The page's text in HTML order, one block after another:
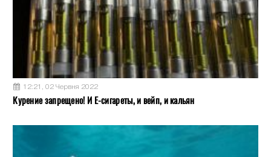
12:21, 02 Червня 2022
Курение запрещено! И Е-сигареты, и вейп, и кальян